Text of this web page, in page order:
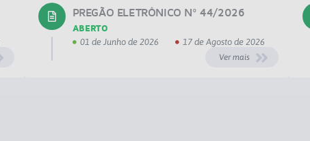
PREGÃO ELETRÔNICO Nº 44/2026
ABERTO
01 de Junho de 2026 17 de Agosto de 2026
Ver mais